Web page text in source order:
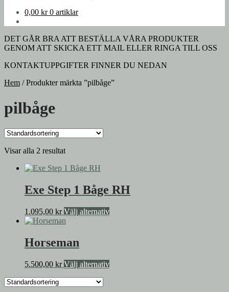
0,00 kr 0 artiklar
DET GÅR BRA ATT BESTÄLLA VÅRA PRODUKTER
GENOM ATT SKICKA ETT MAIL ELLER RINGA TILL OSS
KONTAKTUPPGIFTER FINNER DU NEDAN
Hem /Produkter märkta ”pilbåge”
pilbåge
Visar alla 2 resultat
Exe Step 1 Båge RH
1.095,00 kr Välj alternativDen
De
Horseman
5.500,00 kr Välj alternativDen